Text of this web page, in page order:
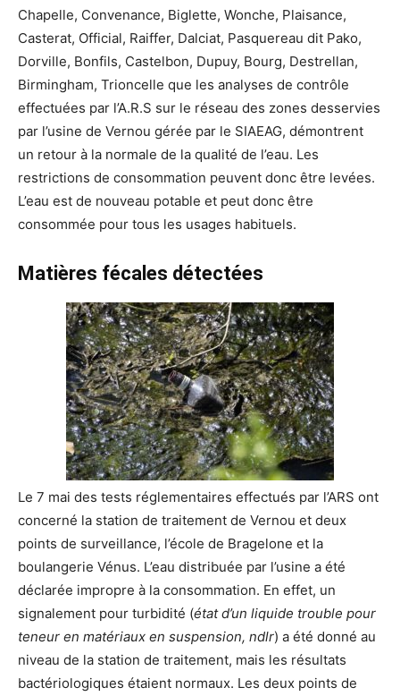
Chapelle, Convenance, Biglette, Wonche, Plaisance,
Casterat, Official, Raiffer, Dalciat, Pasquereau dit Pako,
Dorville, Bonfils, Castelbon, Dupuy, Bourg, Destrellan,
Birmingham, Trioncelle que les analyses de contrôle
effectuées par l’A.R.S sur le réseau des zones desservies
par l’usine de Vernou gérée par le SIAEAG, démontrent
un retour à la normale de la qualité de l’eau. Les
restrictions de consommation peuvent donc être levées.
L’eau est de nouveau potable et peut donc être
consommée pour tous les usages habituels.
Matières fécales détectées
Le 7 mai des tests réglementaires effectués par l’ARS ont
concerné la station de traitement de Vernou et deux
points de surveillance, l’école de Bragelone et la
boulangerie Vénus. L’eau distribuée par l’usine a été
déclarée impropre à la consommation. En effet, un
signalement pour turbidité (état d’un liquide trouble pour
teneur en matériaux en suspension, ndlr) a été donné au
niveau de la station de traitement, mais les résultats
bactériologiques étaient normaux. Les deux points de